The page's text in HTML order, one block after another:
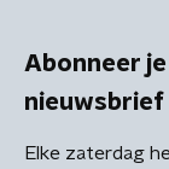
Abonneer
nieuwsbrief
Elke zaterdag